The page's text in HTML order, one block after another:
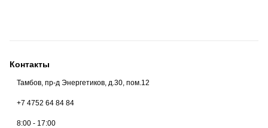
Контакты
Тамбов, пр-д Энергетиков, д.30, пом.12
+7 4752 64 84 84
8:00 - 17:00